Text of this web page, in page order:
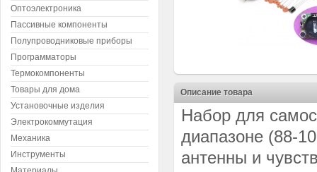
Описание товара
Набор для
диапазоне (88-
антенны и
Оптоэлектроника
Пассивные компоненты
Полупроводниковые приборы
Программаторы
Термокомпоненты
Товары для дома
Установочные изделия
Электрокоммутация
Механика
Инструменты